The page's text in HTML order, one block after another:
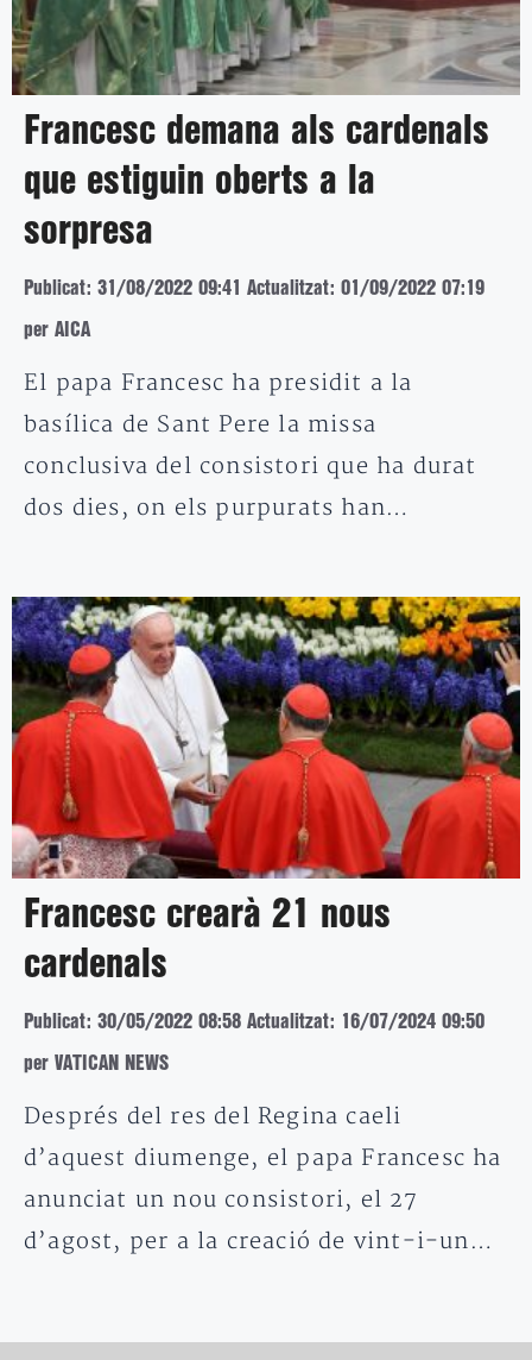
Francesc demana als cardenals
que estiguin oberts a la
sorpresa
Publicat: 31/08/2022 09:41 Actualitzat: 01/09/2022 07:19
per AICA
El papa Francesc ha presidit a la
basílica de Sant Pere la missa
conclusiva del consistori que ha durat
dos dies, on els purpurats han…
Francesc crearà 21 nous
cardenals
Publicat: 30/05/2022 08:58 Actualitzat: 16/07/2024 09:50
per VATICAN NEWS
Després del res del Regina caeli
d’aquest diumenge, el papa Francesc ha
anunciat un nou consistori, el 27
d’agost, per a la creació de vint-i-un…